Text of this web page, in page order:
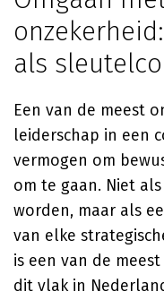
als
Een van de meest
leiderschap in een
vermogen om
om te gaan. Niet
worden, maar als
van elke
is een van de
dit vlak in